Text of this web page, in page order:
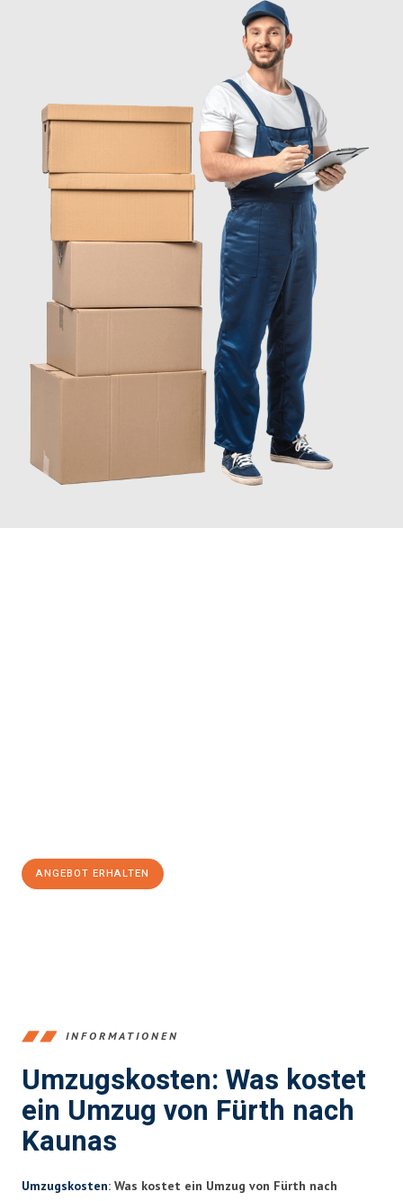
ANGEBOT ERHALTEN
INFORMATIONEN
Umzugskosten: Was kostet
ein Umzug von Fürth nach
Kaunas
Umzugskosten: Was kostet ein Umzug von Fürth nach